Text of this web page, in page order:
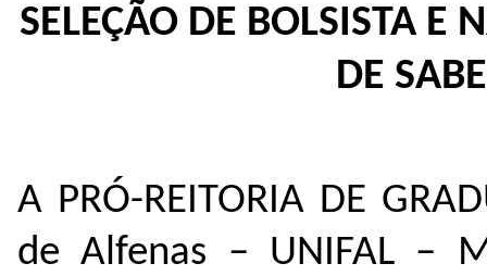
SELEÇÃO DE BOLSISTA E
DE
A PRÓ-REITORIA DE
de Alfenas – UNIFAL –